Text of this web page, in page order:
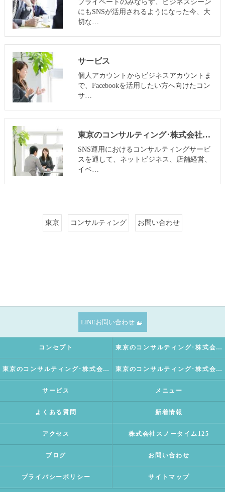
プライベートのみならず、ビジネスシーン
にもSNSが活用されるようになった今、大
切な…
サービス
個人アカウントからビジネスアカウントま
で、Facebookを活用したい方へ向けたコン
サ…
東京のコンサルティング･株式会社SNOWTIME125の口コミ情報
SNS運用におけるコンサルティングサービ
スを通して、ネットビジネス、店舗経営、
イベ…
東京 コンサルティング お問い合わせ
LINEお問い合わせ
コンセプト 東京のコンサルティング･株式会社SNOWTIME125の口コミ情報
東京のコンサルティング･株式会社SNOWTIME125の評判 東京のコンサルティング･株式会社SNOWTIME125のお客様の声
サービス メニュー
よくある質問 新着情報
アクセス 株式会社スノータイム125
ブログ お問い合わせ
プライバシーポリシー サイトマップ